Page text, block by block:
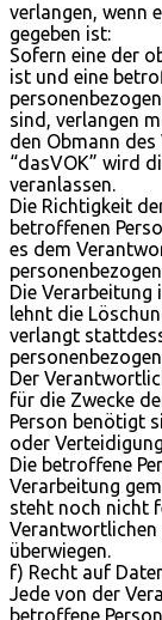
verlangen, wenn
gegeben ist:
Sofern eine der
ist und eine
sind, verlangen
den Obmann des
“dasVOK” wird
veranlassen.
Die Richtigkeit
betroffenen
es dem
Die Verarbeitung
lehnt die
verlangt
Der
für die Zwecke
Person benötigt
oder
Die betroffene
Verarbeitung
steht noch nicht
Verantwortlichen
überwiegen.
f) Recht auf
Jede von der
betroffene